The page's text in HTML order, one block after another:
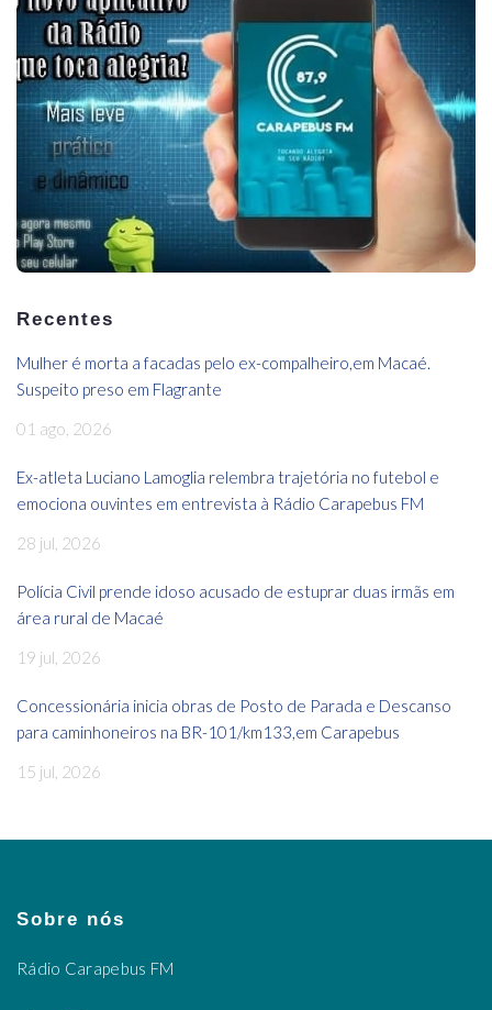
Recentes
Mulher é morta a facadas pelo ex-compalheiro,em Macaé.
Suspeito preso em Flagrante
01 ago, 2026
Ex-atleta Luciano Lamoglia relembra trajetória no futebol e
emociona ouvintes em entrevista à Rádio Carapebus FM
28 jul, 2026
Polícia Civil prende idoso acusado de estuprar duas irmãs em
área rural de Macaé
19 jul, 2026
Concessionária inicia obras de Posto de Parada e Descanso
para caminhoneiros na BR-101/km133,em Carapebus
15 jul, 2026
Sobre nós
Rádio Carapebus FM